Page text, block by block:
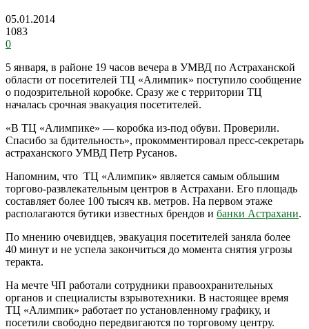
05.01.2014
1083
0
5 января, в районе 19 часов вечера в УМВД по Астраханской
области от посетителей ТЦ «Алимпик» поступило сообщение
о подозрительной коробке. Сразу же с территории ТЦ
началась срочная эвакуация посетителей.
«В ТЦ «Алимпике» — коробка из-под обуви. Проверили.
Спасибо за бдительность», прокомментировал пресс-секретарь
астраханского УМВД Петр Русанов.
Напомним, что ТЦ «Алимпик» является самым обльшим
торгово-развлекательным центров в Астрахани. Его площадь
составляет более 100 тысяч кв. метров. На первом этаже
располагаются бутики известных брендов и банки Астрахани.
По мнению очевидцев, эвакуация посетителей заняла более
40 минут и не успела закончиться до момента снятия угрозы
теракта.
На мечте ЧП работали сотрудники правоохранительных
органов и специалисты взрывотехники. В настоящее время
ТЦ «Алимпик» работает по установленному графику, и
посетили свободно передвигаются по торговому центру.